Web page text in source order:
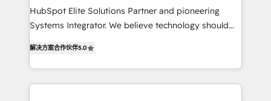
understanding of what owners and operators need
as their systems, data, and processes evolve. Since
range of industries, including healthcare, software,
B2B services, manufacturing, financial services and
HubSpot Elite Solutions Partner and pioneering
Systems Integrator. We believe technology should
Every engagement begins with clear objectives,
customer journey mapping, and measurable KPIs.
Only then we architect solutions. The question is
解决方案合作伙伴5.0